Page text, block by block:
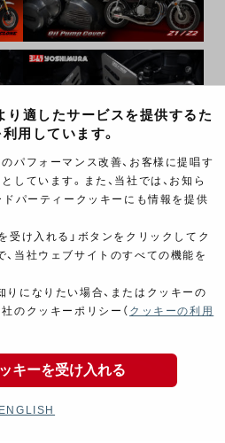
り適したサービスを提供するた
用しています。
パフォーマンス改善、お客様に提唱す
しています。また、当社では、お知ら
ドパーティークッキーにも情報を提供
受け入れる」ボタンをクリックしてク
当社ウェブサイトのすべての機能を
になりたい場合、またはクッキーの
のクッキーポリシー（ クッキーの利用
キーを受け入れる
ENGLISH